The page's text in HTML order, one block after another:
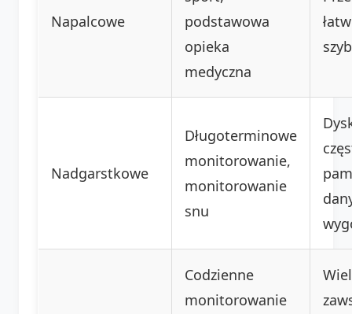
Napalcowe
podstawowa
opieka
medyczna
Nadgarstkowe
Długoterminowe
monitorowanie,
monitorowanie
snu
Codzienne
monitorowanie